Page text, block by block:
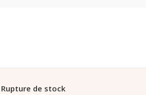
Rupture de stock